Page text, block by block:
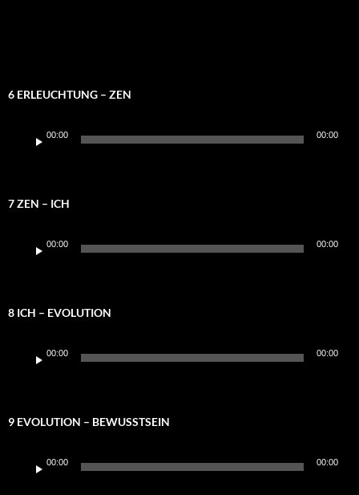
6 ERLEUCHTUNG – ZEN
Player
00:00 00:00
7 ZEN – ICH
Player
00:00 00:00
8 ICH – EVOLUTION
Player
00:00 00:00
9 EVOLUTION – BEWUSSTSEIN
Player
00:00 00:00